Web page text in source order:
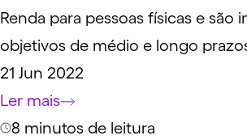
Renda para pessoas físicas e são
objetivos de médio e longo
21 Jun 2022
Ler mais
8 minutos de leitura